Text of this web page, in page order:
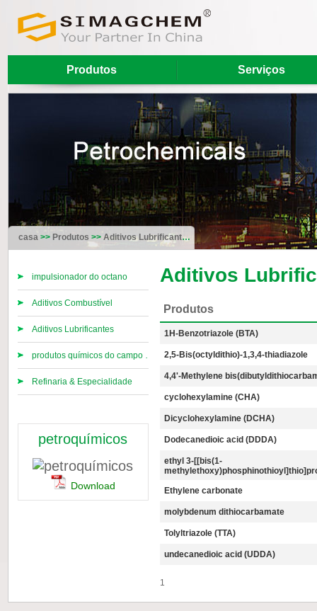
Produtos Serviços
casa>> Produtos >> Aditivos Lubrificantes‎
impulsionador do octano
Aditivos Combustível
Aditivos Lubrificantes‎
produtos químicos do campo petrolífero
Refinaria & Especialidade
petroquímicos
Download
Aditivos
Produtos
1H-Benzotriazole (BTA)
2,5-Bis(octyldithio)-1,3,4-thiadiazole
4,4'-Methylene
cyclohexylamine (CHA)
Dicyclohexylamine (DCHA)
Dodecanedioic acid (DDDA)
ethyl 3-[[bis(1-
Ethylene carbonate
molybdenum dithiocarbamate
Tolyltriazole (TTA)
undecanedioic acid (UDDA)
1